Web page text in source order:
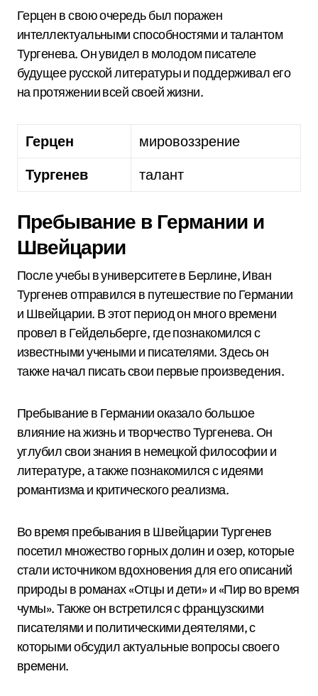
Герцен в свою очередь был поражен
интеллектуальными способностями и талантом
Тургенева. Он увидел в молодом писателе
будущее русской литературы и поддерживал его
на протяжении всей своей жизни.
Герцен
мировоззрение
Тургенев
талант
Пребывание в Германии и
Швейцарии
После учебы в университете в Берлине, Иван
Тургенев отправился в путешествие по Германии
и Швейцарии. В этот период он много времени
провел в Гейдельберге, где познакомился с
известными учеными и писателями. Здесь он
также начал писать свои первые произведения.
Пребывание в Германии оказало большое
влияние на жизнь и творчество Тургенева. Он
углубил свои знания в немецкой философии и
литературе, а также познакомился с идеями
романтизма и критического реализма.
Во время пребывания в Швейцарии Тургенев
посетил множество горных долин и озер, которые
стали источником вдохновения для его описаний
природы в романах «Отцы и дети» и «Пир во время
чумы». Также он встретился с французскими
писателями и политическими деятелями, с
которыми обсудил актуальные вопросы своего
времени.